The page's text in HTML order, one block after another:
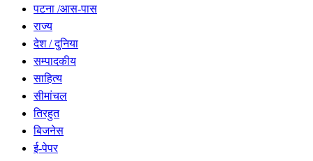
पटना /आस-पास
राज्य
देश / दुनिया
सम्पादकीय
साहित्य
सीमांचल
तिरहुत
बिजनेस
ई-पेपर